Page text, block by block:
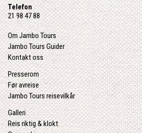
Telefon
21 98 47 88
Om Jambo Tours
Jambo Tours Guider
Kontakt oss
Presserom
Før avreise
Jambo Tours reisevilkår
Galleri
Reis riktig & klokt